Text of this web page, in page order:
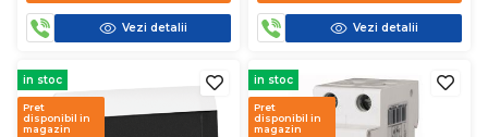
Vezi detalii Vezi detalii
in stoc
Pret
disponibil in
magazin
in stoc
Pret
disponibil in
magazin